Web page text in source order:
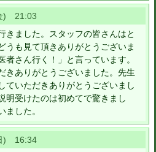
) 21:03
きました。スタッフの皆さんはと
うも見て頂きありがとうございま
者さん行く！」と言っています。
きありがとうございました。先生
ていただきありがとうございまし
明受けたのは初めてで驚きまし
ました。
) 16:34